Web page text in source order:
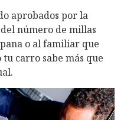
aprobados por la
número de millas
o al familiar que
carro sabe más que